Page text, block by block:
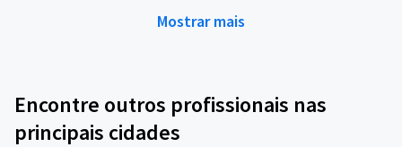
Mostrar mais
Encontre outros profissionais nas
principais cidades